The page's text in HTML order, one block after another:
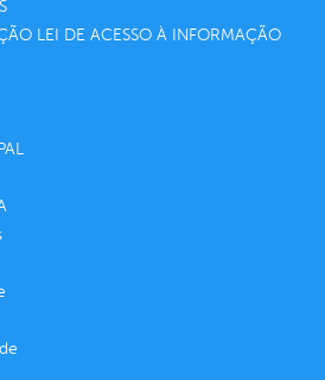
LEI DE ACESSO À INFORMAÇÃO